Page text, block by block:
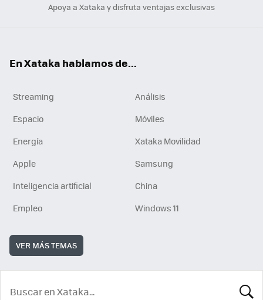
Apoya a Xataka y disfruta ventajas exclusivas
En Xataka hablamos de...
Streaming
Análisis
Espacio
Móviles
Energía
Xataka Movilidad
Apple
Samsung
Inteligencia artificial
China
Empleo
Windows 11
VER MÁS TEMAS